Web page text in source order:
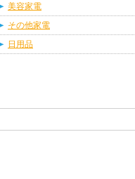
美容家電
その他家電
日用品